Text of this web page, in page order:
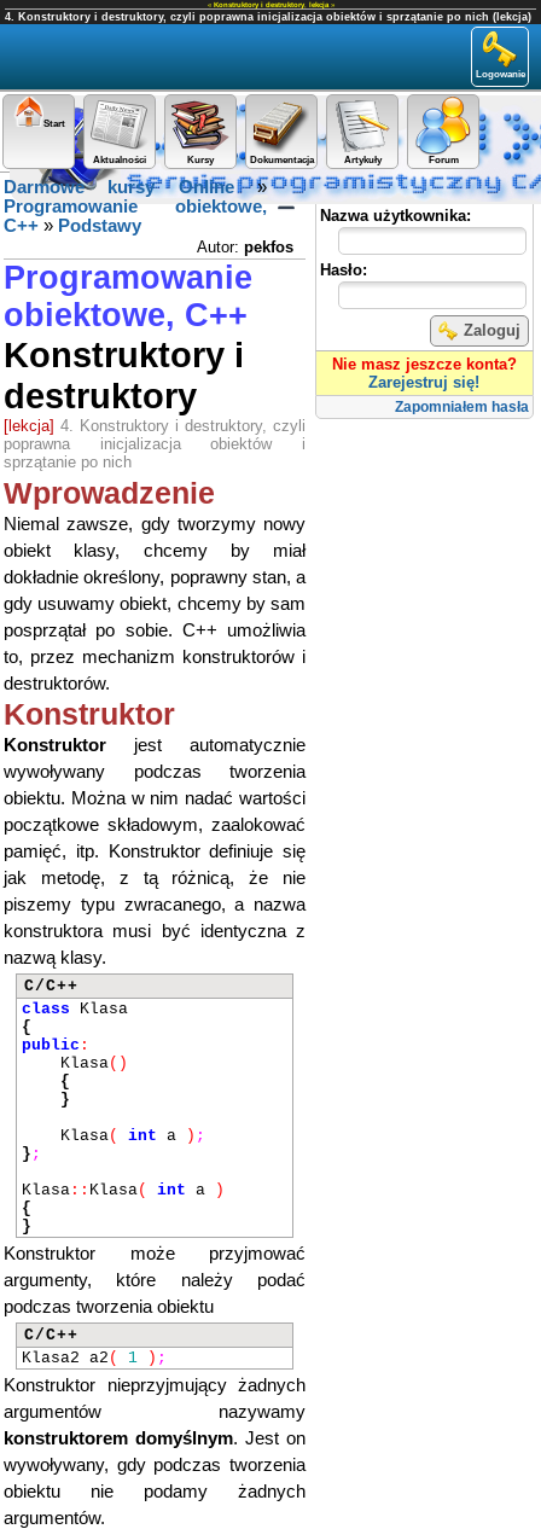
« Konstruktory i destruktory, lekcja»
4. Konstruktory i destruktory, czyli poprawna inicjalizacja obiektów i sprzątanie po nich (lekcja)
Logowanie
Start
Aktualności Kursy Dokumentacja Artykuły Forum
Panel użytkownika
Nazwa użytkownika:
Hasło:
Zaloguj
Nie masz jeszcze konta?
Zarejestruj się!
Zapomniałem hasła
Darmowe kursy Online»
Programowanie obiektowe,
C++ » Podstawy
Autor: pekfos
Programowanie
obiektowe, C++
Konstruktory i
destruktory
[lekcja] 4. Konstruktory i destruktory, czyli
poprawna inicjalizacja obiektów i
sprzątanie po nich
Wprowadzenie
Niemal zawsze, gdy tworzymy nowy
obiekt klasy, chcemy by miał
dokładnie określony, poprawny stan, a
gdy usuwamy obiekt, chcemy by sam
posprzątał po sobie. C++ umożliwia
to, przez mechanizm konstruktorów i
destruktorów.
Konstruktor
Konstruktor jest automatycznie
wywoływany podczas tworzenia
obiektu. Można w nim nadać wartości
początkowe składowym, zaalokować
pamięć, itp. Konstruktor definiuje się
jak metodę, z tą różnicą, że nie
piszemy typu zwracanego, a nazwa
konstruktora musi być identyczna z
nazwą klasy.
C/C++
class Klasa
{
public :
Klasa()
{
}
Klasa( int a ) ;
} ;
Klasa :: Klasa( int a
)
{
}
Konstruktor może przyjmować
argumenty, które należy podać
podczas tworzenia obiektu
C/C++
Klasa2 a2 ( 1 ) ;
Konstruktor nieprzyjmujący żadnych
argumentów nazywamy
konstruktorem domyślnym. Jest on
wywoływany, gdy podczas tworzenia
obiektu nie podamy żadnych
argumentów.